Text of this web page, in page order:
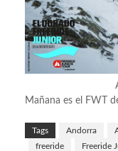
Mañana es el FWT
Tags Andorra
freeride
Freeride